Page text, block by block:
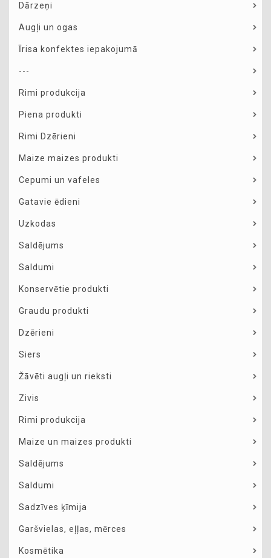
Dārzeņi
Augļi un ogas
Īrisa konfektes iepakojumā
---
Rimi produkcija
Piena produkti
Rimi Dzērieni
Maize maizes produkti
Cepumi un vafeles
Gatavie ēdieni
Uzkodas
Saldējums
Saldumi
Konservētie produkti
Graudu produkti
Dzērieni
Siers
Žāvēti augļi un rieksti
Zivis
Rimi produkcija
Maize un maizes produkti
Saldējums
Saldumi
Sadzīves ķīmija
Garšvielas, eļļas, mērces
Kosmētika